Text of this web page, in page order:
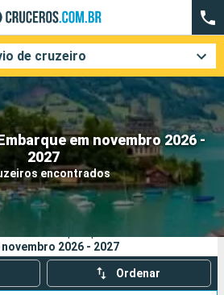
em novembro 2026 -
2027
encontrados
de cruzeiro
Pesquisar
critérios de pesquisa:
2026 - 2027
Ordenar